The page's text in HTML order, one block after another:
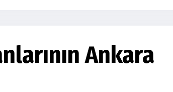
Ankara